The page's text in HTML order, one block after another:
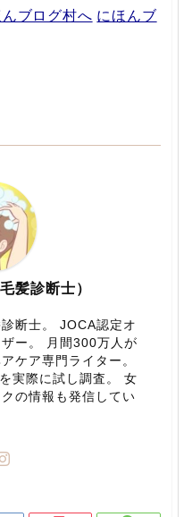
にほんブ
髪診断士）
断士。 JOCA認定オ
ー。 月間300万人が
ケア専門ライター。
実際に試し調査。 女
の情報も発信してい